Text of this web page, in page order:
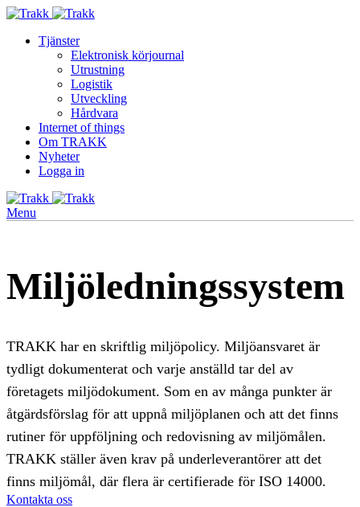
Tjänster
Elektronisk körjournal
Utrustning
Logistik
Utveckling
Hårdvara
Internet of things
Om TRAKK
Nyheter
Logga in
Menu
Miljöledningssystem
TRAKK har en skriftlig miljöpolicy. Miljöansvaret är
tydligt dokumenterat och varje anställd tar del av
företagets miljödokument. Som en av många punkter är
åtgärdsförslag för att uppnå miljöplanen och att det finns
rutiner för uppföljning och redovisning av miljömålen.
TRAKK ställer även krav på underleverantörer att det
finns miljömål, där flera är certifierade för ISO 14000.
Kontakta oss